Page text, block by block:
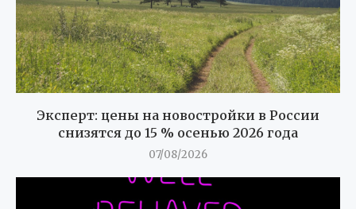
Эксперт: цены на новостройки в России
снизятся до 15 % осенью 2026 года
07/08/2026